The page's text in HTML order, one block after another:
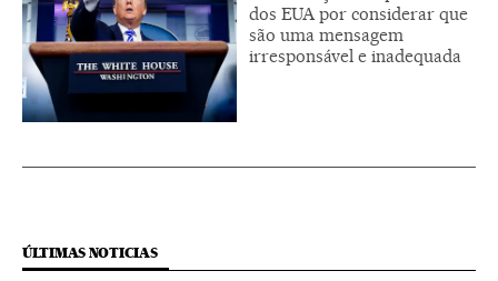
dos EUA por considerar que
são uma mensagem
irresponsável e inadequada
ÚLTIMAS NOTICIAS